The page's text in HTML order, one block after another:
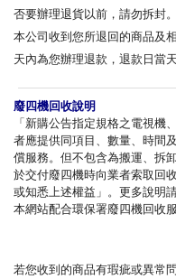
否要辦理退貨以前，請勿拆封。
本公司收到您所退回的商品及
天內為您辦理退款，退款日當
廢四機回收說明
「新購公告指定規格之電視機
者應提供同項目、數量、時間
償服務。但不包含為搬運、拆
於交付廢四機時向業者索取回
或知悉上述權益」。更多說明
本網站配合環保署廢四機回收
若您收到的商品有瑕疵或異常